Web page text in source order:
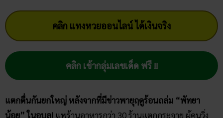
คลิก แทงหวยออนไลน์ ได้เงินจริง
คลิก เข้ากลุ่มเลขเด็ด ฟรี !!
แตกตื่นกันยกใหญ่ หลังจากที่มีข่าวพายุฤดูร้อนถล่ม “พัทยา
น้อย” ในอุบล! แพร้านอาหารกว่า 30 ร้านแตกกระจาย ผู้คนวิ่ง